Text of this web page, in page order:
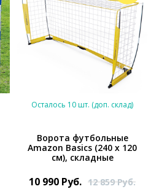
*}
Осталось 10 шт. (доп. склад)
Ворота футбольные
Amazon Basics (240 х 120
см), складные
10 990 Руб. 12 859Руб.